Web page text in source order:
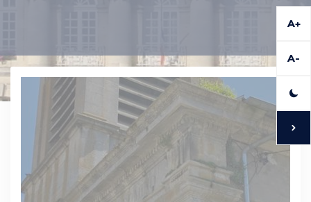
A+
A-